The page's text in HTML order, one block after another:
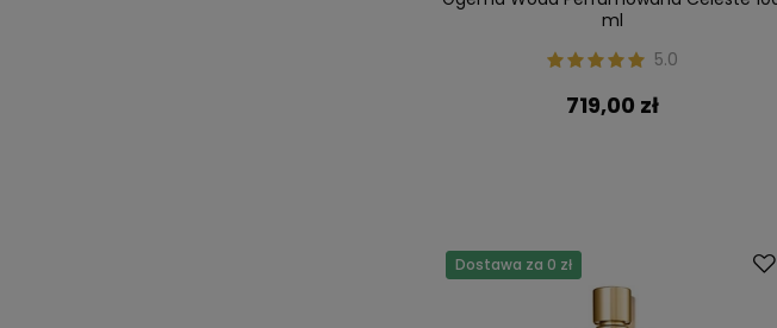
ml
5.0
719,00 zł
Dostawa za 0 zł